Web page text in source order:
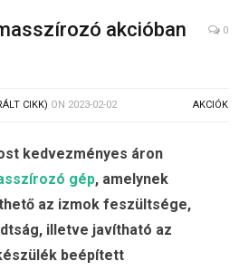
akcióban
0
CIKK) ON 2023-02-02 AKCIÓK
kedvezményes áron
gép, amelynek
az izmok feszültsége,
illetve javítható az
beépített